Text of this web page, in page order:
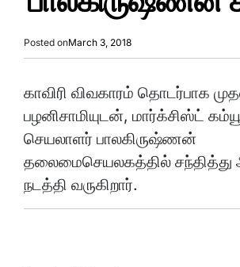
Posted onMarch 3, 2018
காவிரி விவகாரம் தொடர்பாக
பழனிசாமியுடன், மார்க்சிஸ்ட்
செயலாளர் பாலகிருஷ்ணன்
தலைமைசெயலகத்தில்
நடத்தி வருகிறார்.